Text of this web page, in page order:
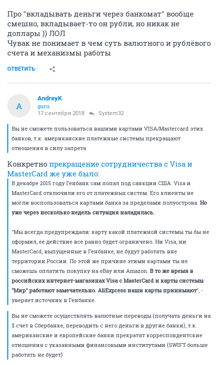
Про "вкладывать деньги через банкомат" вообще
смешно, вкладывает-то он рубли, но никак не
доллары )) ЛОЛ
Чувак не понимает в чем суть валютного и рублёвого
счета и механизмы работы
ОТВЕТИТЬ
A
AndreyK
guru
17 сентября 2018 System32
Вы не сможете пользоваться вашими картами VISA/Mastercard этих
банков, т.к. американские платежные системы прекращают
отношения в силу запрета
Конкретно прекращение сотрудничества с Visa и
MasterCard же уже было:
В декабре 2015 году Генбанк сам попал под санкции США. Visa и
MasterCard отключили его от платежных систем. Его клиенты не
могли воспользоваться картами банка за пределами полуострова. Но
уже через несколько недель ситуация наладилась.
"Мы всегда предупреждали: карту какой платежной системы ты бы не
оформил, ее действие все равно будет ограничено. Ни Visa, ни
MasterCard, выпущенные в Генбанке, не будут работать вне
территории России. По этой же причине этими картами ты не
сможешь оплатить покупку на eBay или Amazon. В то же время в
российских интернет-магазинах Visa с MasterCard и карты системы
"Мир" работают замечательно. AliExpress наши карты принимают", -
уверяет источник в Генбанке.
Вы не сможете осуществлять валютные переводы (получать деньги на
$ счет в Сбербанке, переводить с него деньги в другие банки), т.к.
американские и европейские банки прекратят корреспондентские
отношения с указанными финансовыми институтами (SWIFT больше
работать не будет)